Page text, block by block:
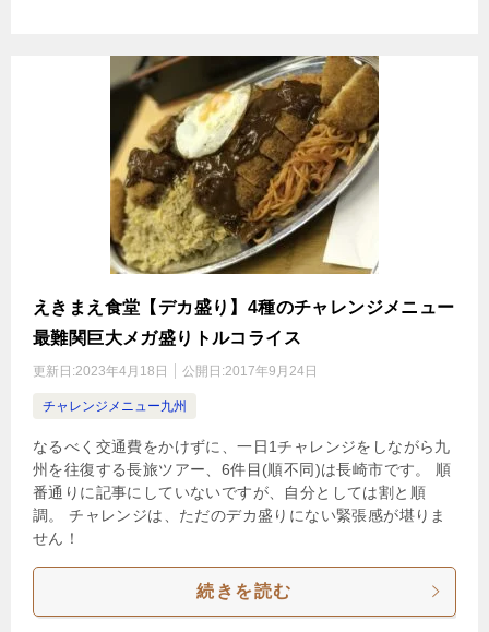
えきまえ食堂【デカ盛り】4種のチャレンジメニュー
最難関巨大メガ盛りトルコライス
更新日:2023年4月18日 公開日:2017年9月24日
チャレンジメニュー九州
なるべく交通費をかけずに、一日1チャレンジをしながら九
州を往復する長旅ツアー、6件目(順不同)は長崎市です。 順
番通りに記事にしていないですが、自分としては割と順
調。 チャレンジは、ただのデカ盛りにない緊張感が堪りま
せん！
続きを読む